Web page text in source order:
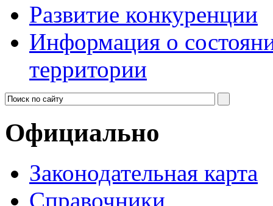
Развитие конкуренции
Информация о
территории
Официально
Законодательная карта
Справочники